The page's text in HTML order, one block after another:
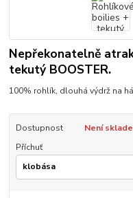
Nepřekonatelně
tekutý BOOSTER.
100% rohlík, dlouhá výdrž na
Dostupnost
Není
Příchuť